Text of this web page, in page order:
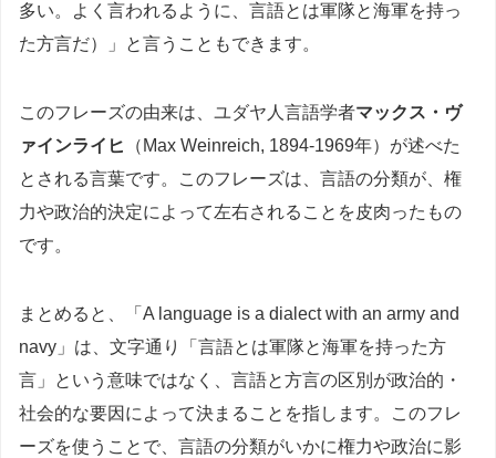
多い。よく言われるように、言語とは軍隊と海軍を持っ
た方言だ）」と言うこともできます。
このフレーズの由来は、ユダヤ人言語学者マックス・ヴ
ァインライヒ
（Max Weinreich, 1894-1969年）が述べた
とされる言葉です。このフレーズは、言語の分類が、権
力や政治的決定によって左右されることを皮肉ったもの
です。
まとめると、「A language is a dialect with an army and
navy」は、文字通り「言語とは軍隊と海軍を持った方
言」という意味ではなく、言語と方言の区別が政治的・
社会的な要因によって決まることを指します。このフレ
ーズを使うことで、言語の分類がいかに権力や政治に影